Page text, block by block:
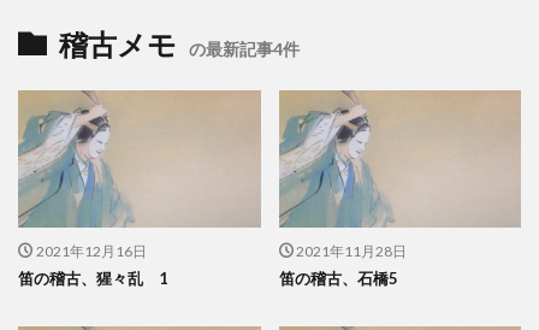
稽古メモ の最新記事4件
2021年12月16日
笛の稽古、猩々乱 1
2021年11月28日
笛の稽古、石橋5